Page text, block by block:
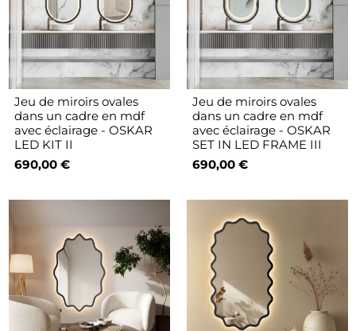
Jeu de miroirs ovales
dans un cadre en mdf
avec éclairage - OSKAR
LED KIT II
690,00 €
Jeu de miroirs ovales
dans un cadre en mdf
avec éclairage - OSKAR
SET IN LED FRAME III
690,00 €